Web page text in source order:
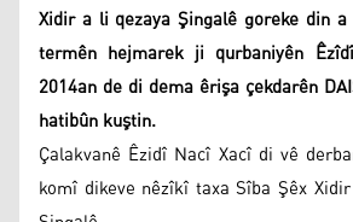
Xidir a li qezaya Şingalê goreke din
termên hejmarek ji qurbaniyên
2014an de di dema êrişa çekdarên
hatibûn kuştin.
Çalakvanê Êzidî Nacî Xacî di vê
komî dikeve nêzîkî taxa Sîba Şêx